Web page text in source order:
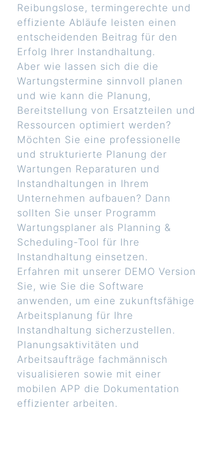
Reibungslose, termingerechte und
effiziente Abläufe leisten einen
entscheidenden Beitrag für den
Erfolg Ihrer Instandhaltung.
Aber wie lassen sich die die
Wartungstermine sinnvoll planen
und wie kann die Planung,
Bereitstellung von Ersatzteilen und
Ressourcen optimiert werden?
Möchten Sie eine professionelle
und strukturierte Planung der
Wartungen Reparaturen und
Instandhaltungen in Ihrem
Unternehmen aufbauen? Dann
sollten Sie unser Programm
Wartungsplaner als Planning &
Scheduling-Tool für Ihre
Instandhaltung einsetzen.
Erfahren mit unserer DEMO Version
Sie, wie Sie die Software
anwenden, um eine zukunftsfähige
Arbeitsplanung für Ihre
Instandhaltung sicherzustellen.
Planungsaktivitäten und
Arbeitsaufträge fachmännisch
visualisieren sowie mit einer
mobilen APP die Dokumentation
effizienter arbeiten.